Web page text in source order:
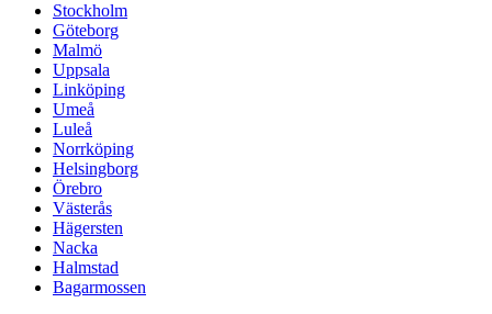
Stockholm
Göteborg
Malmö
Uppsala
Linköping
Umeå
Luleå
Norrköping
Helsingborg
Örebro
Västerås
Hägersten
Nacka
Halmstad
Bagarmossen